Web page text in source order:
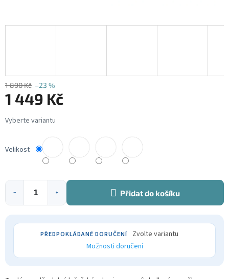
1 890 Kč –23 %
1 449 Kč
Měrná
cena:
Velikost
+
− Přidat do košíku
Zvolte variantu
Možnosti doručení